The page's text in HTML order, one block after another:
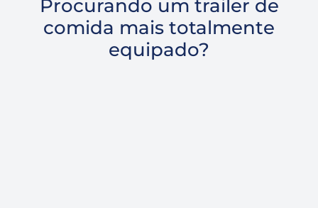
Procurando um trailer de
comida mais totalmente
equipado?